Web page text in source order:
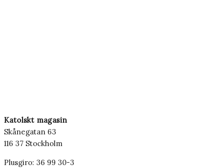
Katolskt magasin
Skånegatan 63
116 37 Stockholm
Plusgiro: 36 99 30-3